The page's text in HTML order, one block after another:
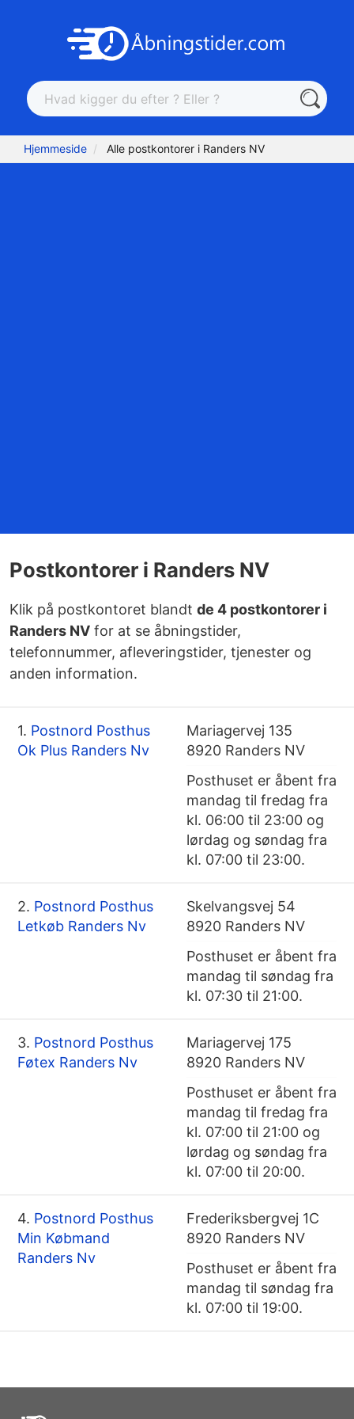
Hjemmeside Alle postkontorer i Randers NV
Postkontorer i Randers NV
Klik på postkontoret blandt de 4 postkontorer i
Randers NV for at se åbningstider,
telefonnummer, afleveringstider, tjenester og
anden information.
1. Postnord Posthus
Ok Plus Randers Nv
Mariagervej 135
8920 Randers NV
Posthuset er åbent fra
mandag til fredag fra
kl. 06:00 til 23:00 og
lørdag og søndag fra
kl. 07:00 til 23:00.
2. Postnord Posthus
Letkøb Randers Nv
Skelvangsvej 54
8920 Randers NV
Posthuset er åbent fra
mandag til søndag fra
kl. 07:30 til 21:00.
3. Postnord Posthus
Føtex Randers Nv
Mariagervej 175
8920 Randers NV
Posthuset er åbent fra
mandag til fredag fra
kl. 07:00 til 21:00 og
lørdag og søndag fra
kl. 07:00 til 20:00.
4. Postnord Posthus
Min Købmand
Randers Nv
Frederiksbergvej 1C
8920 Randers NV
Posthuset er åbent fra
mandag til søndag fra
kl. 07:00 til 19:00.